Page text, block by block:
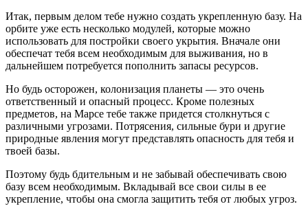
Итак, первым делом тебе нужно создать укрепленную базу. На
орбите уже есть несколько модулей, которые можно
использовать для постройки своего укрытия. Вначале они
обеспечат тебя всем необходимым для выживания, но в
дальнейшем потребуется пополнить запасы ресурсов.
Но будь осторожен, колонизация планеты — это очень
ответственный и опасный процесс. Кроме полезных
предметов, на Марсе тебе также придется столкнуться с
различными угрозами. Потрясения, сильные бури и другие
природные явления могут представлять опасность для тебя и
твоей базы.
Поэтому будь бдительным и не забывай обеспечивать свою
базу всем необходимым. Вкладывай все свои силы в ее
укрепление, чтобы она смогла защитить тебя от любых угроз.